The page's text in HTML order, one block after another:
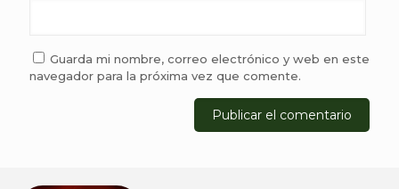
Guarda mi nombre, correo electrónico y web en este
navegador para la próxima vez que comente.